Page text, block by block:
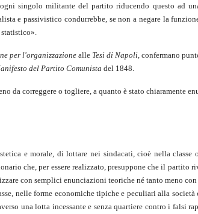
singolo militante del partito riducendo questo ad
e passivistico condurrebbe, se non a negare la
per l'organizzazionealle Tesi di Napoli , confermano
del Partito Comunista del 1848.
da correggere o togliere, a quanto è stato chiaramente
e morale, di lottare nei sindacati, cioè nella
che, per essere realizzato, presuppone che il partito
con semplici enunciazioni teoriche né tanto meno
nelle forme economiche tipiche e peculiari alla
una lotta incessante e senza quartiere contro i falsi